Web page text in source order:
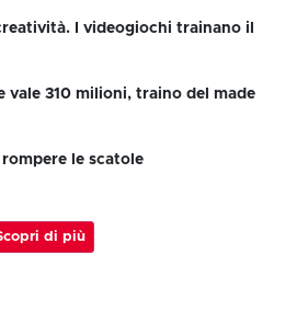
I videogiochi trainano il
vale 310 milioni, traino del made
le scatole
di più